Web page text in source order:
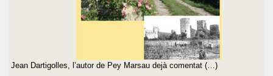
Jean Dartigolles, l’autor de Pey Marsau dejà comentat (…)